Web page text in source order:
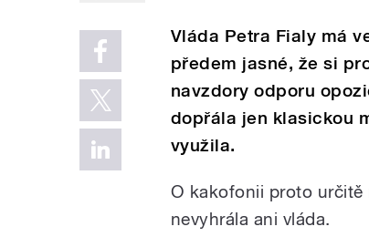
Vláda Petra Fialy má
předem jasné, že si
navzdory odporu
dopřála jen klasickou
využila.
O kakofonii proto určitě
nevyhrála ani vláda.